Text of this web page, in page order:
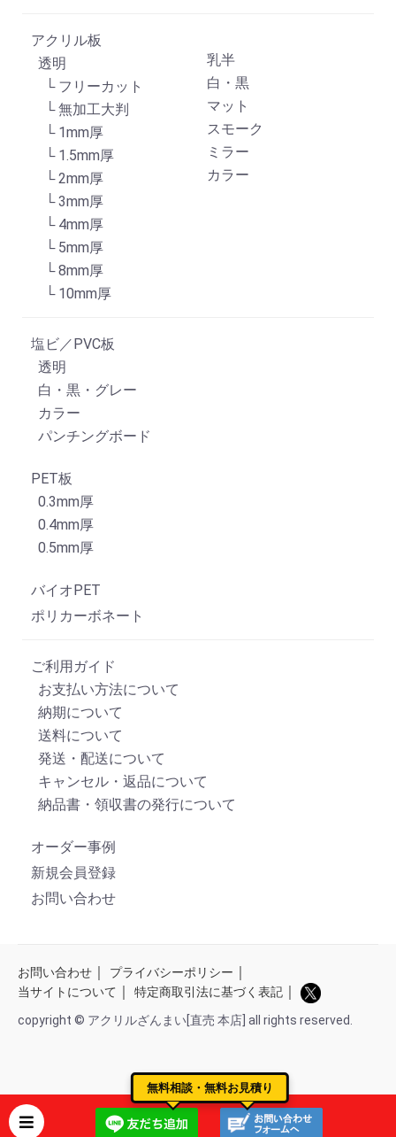
無料相談・無料お見積り
アクリル板
透明
└ フリーカット
└ 無加工大判
└ 1mm厚
└ 1.5mm厚
└ 2mm厚
└ 3mm厚
└ 4mm厚
└ 5mm厚
└ 8mm厚
└ 10mm厚
乳半
白・黒
マット
スモーク
ミラー
カラー
塩ビ／PVC板
透明
白・黒・グレー
カラー
パンチングボード
PET板
0.3mm厚
0.4mm厚
0.5mm厚
バイオPET
ポリカーボネート
ご利用ガイド
お支払い方法について
納期について
送料について
発送・配送について
キャンセル・返品について
納品書・領収書の発行について
オーダー事例
新規会員登録
お問い合わせ
お問い合わせ ｜ プライバシーポリシー ｜
当サイトについて ｜ 特定商取引法に基づく表記 ｜
copyright © アクリルざんまい[直売 本店] all rights reserved.